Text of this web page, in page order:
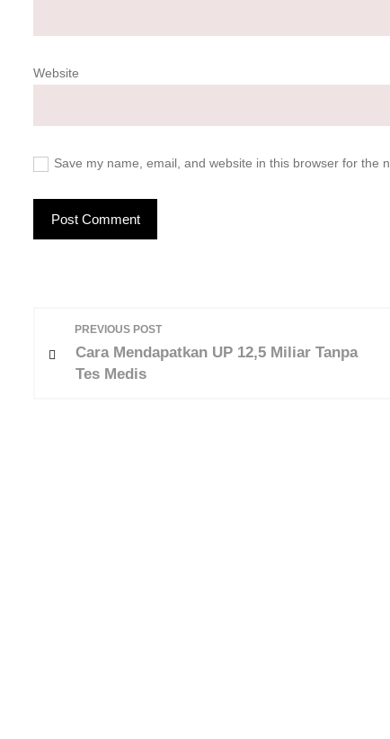
Website
Save my name, email, and website in this browser for the
PREVIOUS POST
Cara Mendapatkan UP 12,5 Miliar Tanpa
Tes Medis